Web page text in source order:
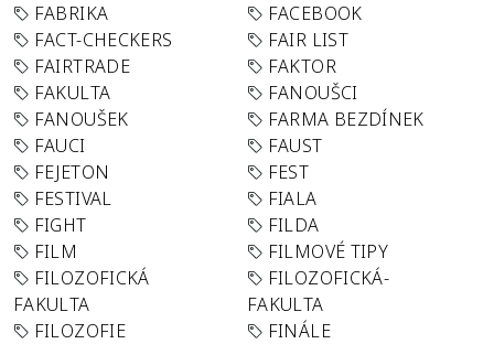
FABRIKA
FACEBOOK
FACT-CHECKERS
FAIR LIST
FAIRTRADE
FAKTOR
FAKULTA
FANOUŠCI
FANOUŠEK
FARMA BEZDÍNEK
FAUCI
FAUST
FEJETON
FEST
FESTIVAL
FIALA
FIGHT
FILDA
FILM
FILMOVÉ TIPY
FILOZOFICKÁ
FAKULTA
FILOZOFICKÁ-
FAKULTA
FILOZOFIE
FINÁLE